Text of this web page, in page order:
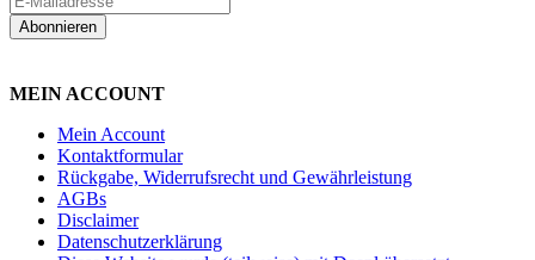
Abonnieren
MEIN ACCOUNT
Mein Account
Kontaktformular
Rückgabe, Widerrufsrecht und Gewährleistung
AGBs
Disclaimer
Datenschutzerklärung